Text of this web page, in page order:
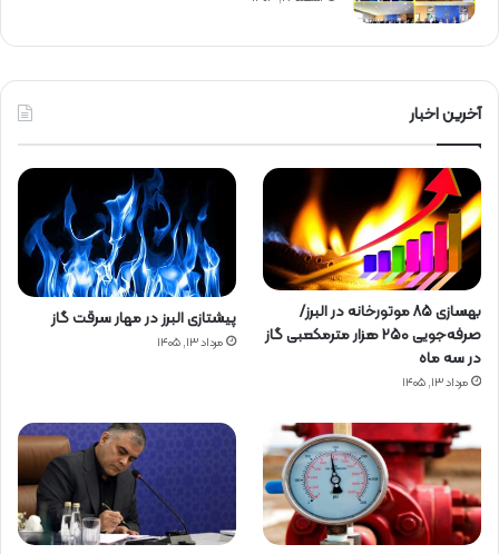
آخرین اخبار
بهسازی ۸۵ موتورخانه در البرز/
صرفه‌جویی ۲۵۰ هزار مترمکعبی گاز
در سه ماه
مرداد ۱۳, ۱۴۰۵
پیشتازی البرز در مهار سرقت گاز
مرداد ۱۳, ۱۴۰۵